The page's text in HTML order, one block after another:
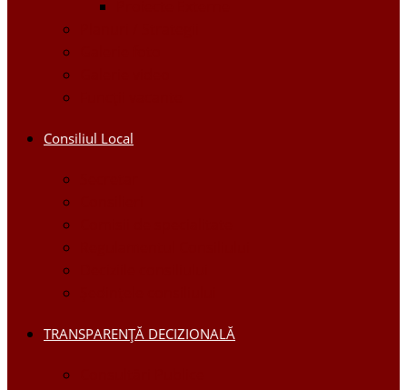
Consiliul Local
TRANSPARENȚĂ DECIZIONALĂ